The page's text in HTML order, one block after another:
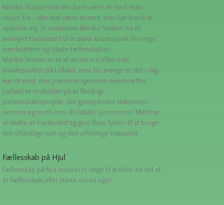
Maribo Station skal ikke bare være et sted, man
rejser fra – det skal være et sted, man har lyst til at
opholde sig. Vi omdanner Maribo Station fra et
anonymt transitsted til et aktivt knudepunkt for unge,
iværksætteri og lokale fællesskaber.
Maribo Station er et af de mest trafikerede
knudepunkter på Lolland, men for mange er det i dag
kun et sted, man passerer igennem. Iværksætter
Lolland er tovholder på et flerårigt
partnerskabsprojekt, der genopfinder stationens
rammer og involverer de lokale i processen. Målet er
at skabe et mødested og give flere lysten til at bruge
det offentlige rum og den offentlige transport.
Fællesskab på Hjul
Fællesskab på hjul inspirerer unge til at blive en del af
et fællesskab eller starte deres eget.